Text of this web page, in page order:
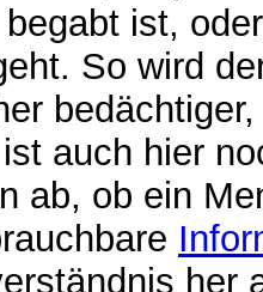
ist,
So wird
auch hier
ab, ob ein
her